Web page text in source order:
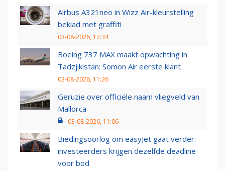
Airbus A321neo in Wizz Air-kleurstelling
beklad met graffiti
03-08-2026, 12:34
Boeing 737 MAX maakt opwachting in
Tadzjikistan: Somon Air eerste klant
03-08-2026, 11:26
Geruzie over officiële naam vliegveld van
Mallorca
03-08-2026, 11:06
Biedingsoorlog om easyJet gaat verder:
investeerders krijgen dezelfde deadline
voor bod